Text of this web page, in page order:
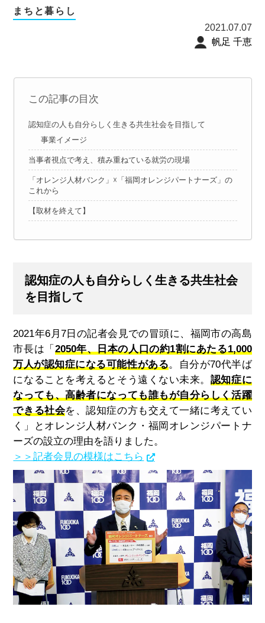
まちと暮らし
2021.07.07
帆足 千恵
この記事の目次
認知症の人も自分らしく生きる共生社会を目指して
事業イメージ
当事者視点で考え、積み重ねている就労の現場
「オレンジ人材バンク」☓「福岡オレンジパートナーズ」の
これから
【取材を終えて】
認知症の人も自分らしく生きる共生社会
を目指して
2021年6月7日の記者会見での冒頭に、福岡市の高島
市長は「 2050年、日本の人口の約1割にあたる1,000
万人が認知症になる可能性がある。自分が70代半ば
になることを考えるとそう遠くない未来。 認知症に
なっても、高齢者になっても誰もが自分らしく活躍
できる社会を、認知症の方も交えて一緒に考えてい
く」とオレンジ人材バンク・福岡オレンジパートナ
ーズの設立の理由を語りました。
＞＞記者会見の模様はこちら